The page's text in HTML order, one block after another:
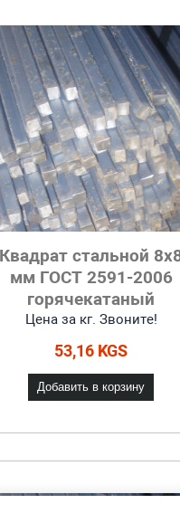
Квадрат стальной
мм ГОСТ 2591-2006
горячекатаный
Цена за кг. Звоните!
53,16 KGS
Добавить в корзину